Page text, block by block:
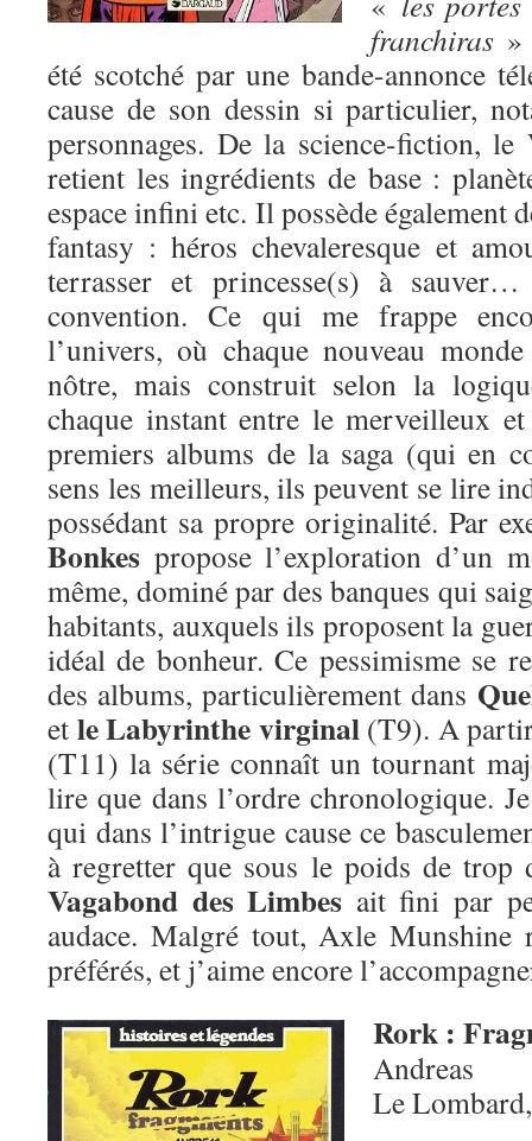
franchiras »
été scotché par une bande-annonce
cause de son dessin si particulier,
personnages. De la science-fiction, le
retient les ingrédients de base :
espace infini etc. Il possède également
fantasy : héros chevaleresque et
terrasser et princesse(s) à
convention. Ce qui me frappe
l’univers, où chaque nouveau
nôtre, mais construit selon la
chaque instant entre le merveilleux
premiers albums de la saga (qui en
sens les meilleurs, ils peuvent se lire
possédant sa propre originalité. Par
Bonkes propose l’exploration d’un
même, dominé par des banques qui
habitants, auxquels ils proposent la
idéal de bonheur. Ce pessimisme se
des albums, particulièrement dans
et le Labyrinthe virginal(T9). A
(T11) la série connaît un tournant
lire que dans l’ordre chronologique.
qui dans l’intrigue cause ce
à regretter que sous le poids de
Vagabond des Limbes ait fini par
audace. Malgré tout, Axle Munshine
préférés, et j’aime encore
Rork :
Andreas
Le